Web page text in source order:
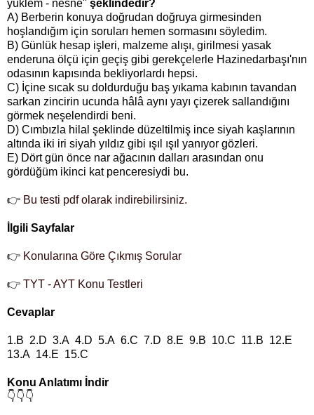
yüklem - nesne" şeklindedir?
A) Berberin konuya doğrudan doğruya girmesinden
hoşlandığım için soruları hemen sormasını söyledim.
B) Günlük hesap işleri, malzeme alışı, girilmesi yasak
enderuna ölçü için geçiş gibi gerekçelerle Hazinedarbaşı'nın
odasının kapısında bekliyorlardı hepsi.
C) İçine sıcak su doldurduğu baş yıkama kabının tavandan
sarkan zincirin ucunda hâlâ aynı yayı çizerek sallandığını
görmek neşelendirdi beni.
D) Cımbızla hilal şeklinde düzeltilmiş ince siyah kaşlarının
altında iki iri siyah yıldız gibi ışıl ışıl yanıyor gözleri.
E) Dört gün önce nar ağacının dalları arasından onu
gördüğüm ikinci kat penceresiydi bu.
👉 Bu testi pdf olarak indirebilirsiniz.
İlgili Sayfalar
👉 Konularına Göre Çıkmış Sorular
👉 TYT - AYT Konu Testleri
Cevaplar
1.B 2.D 3.A 4.D 5.A 6.C 7.D 8.E 9.B 10.C 11.B 12.E
13.A 14.E 15.C
Konu Anlatımı İndir
👇👇👇